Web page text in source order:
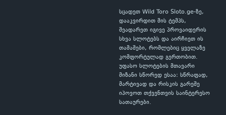
სცადეთ Wild Toro Sloto.ge-ზე,
დააკვირდით მის ტემპს,
შეადარეთ იგივე პროვაიდერის
სხვა სლოტებს და აირჩიეთ ის
თამაშები, რომლებიც ყველაზე
კომფორტულად გერთობით.
უფასო სლოტების მთავარი
მიზანი სწორედ ესაა: სწრაფად,
მარტივად და რისკის გარეშე
იპოვოთ თქვენთვის საინტერესო
სათაურები.